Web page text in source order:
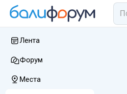
Лента
Форум
Места